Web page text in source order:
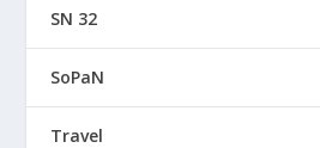
SN 32
SoPaN
Travel